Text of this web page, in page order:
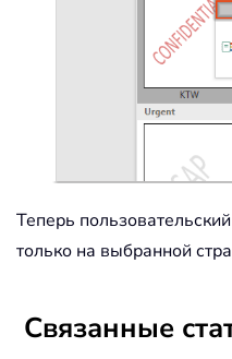
Теперь
только на выбранной
Связанные